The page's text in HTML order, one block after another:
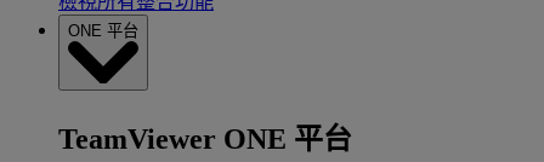
ONE 平台
TeamViewer ONE 平台